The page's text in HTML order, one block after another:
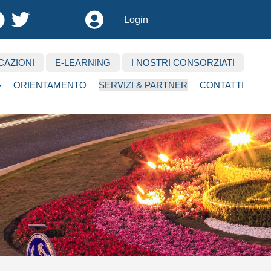
User
account
menu
Login
E-LEARNING I NOSTRI CONSORZIATI
ORIENTAMENTO SERVIZI & PARTNER CONTATTI